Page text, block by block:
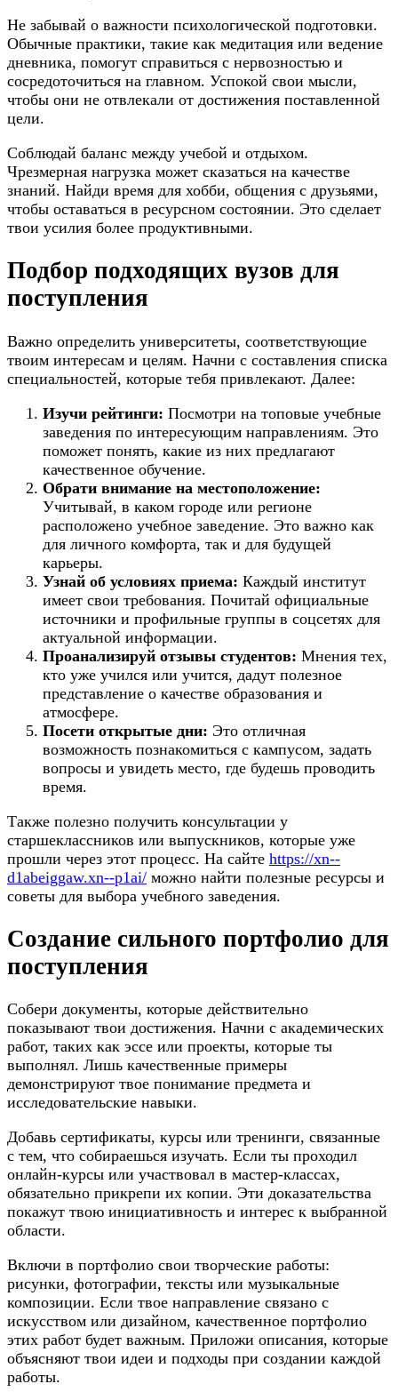
Не забывай о важности психологической подготовки.
Обычные практики, такие как медитация или ведение
дневника, помогут справиться с нервозностью и
сосредоточиться на главном. Успокой свои мысли,
чтобы они не отвлекали от достижения поставленной
цели.
Соблюдай баланс между учебой и отдыхом.
Чрезмерная нагрузка может сказаться на качестве
знаний. Найди время для хобби, общения с друзьями,
чтобы оставаться в ресурсном состоянии. Это сделает
твои усилия более продуктивными.
Подбор подходящих вузов для
поступления
Важно определить университеты, соответствующие
твоим интересам и целям. Начни с составления списка
специальностей, которые тебя привлекают. Далее:
Изучи рейтинги: Посмотри на топовые учебные
заведения по интересующим направлениям. Это
поможет понять, какие из них предлагают
качественное обучение.
Обрати внимание на местоположение:
Учитывай, в каком городе или регионе
расположено учебное заведение. Это важно как
для личного комфорта, так и для будущей
карьеры.
Узнай об условиях приема: Каждый институт
имеет свои требования. Почитай официальные
источники и профильные группы в соцсетях для
актуальной информации.
Проанализируй отзывы студентов: Мнения тех,
кто уже учился или учится, дадут полезное
представление о качестве образования и
атмосфере.
Посети открытые дни: Это отличная
возможность познакомиться с кампусом, задать
вопросы и увидеть место, где будешь проводить
время.
Также полезно получить консультации у
старшеклассников или выпускников, которые уже
прошли через этот процесс. На сайте https://xn--
d1abeiggaw.xn--p1ai/ можно найти полезные ресурсы и
советы для выбора учебного заведения.
Создание сильного портфолио для
поступления
Собери документы, которые действительно
показывают твои достижения. Начни с академических
работ, таких как эссе или проекты, которые ты
выполнял. Лишь качественные примеры
демонстрируют твое понимание предмета и
исследовательские навыки.
Добавь сертификаты, курсы или тренинги, связанные
с тем, что собираешься изучать. Если ты проходил
онлайн-курсы или участвовал в мастер-классах,
обязательно прикрепи их копии. Эти доказательства
покажут твою инициативность и интерес к выбранной
области.
Включи в портфолио свои творческие работы:
рисунки, фотографии, тексты или музыкальные
композиции. Если твое направление связано с
искусством или дизайном, качественное портфолио
этих работ будет важным. Приложи описания, которые
объясняют твои идеи и подходы при создании каждой
работы.